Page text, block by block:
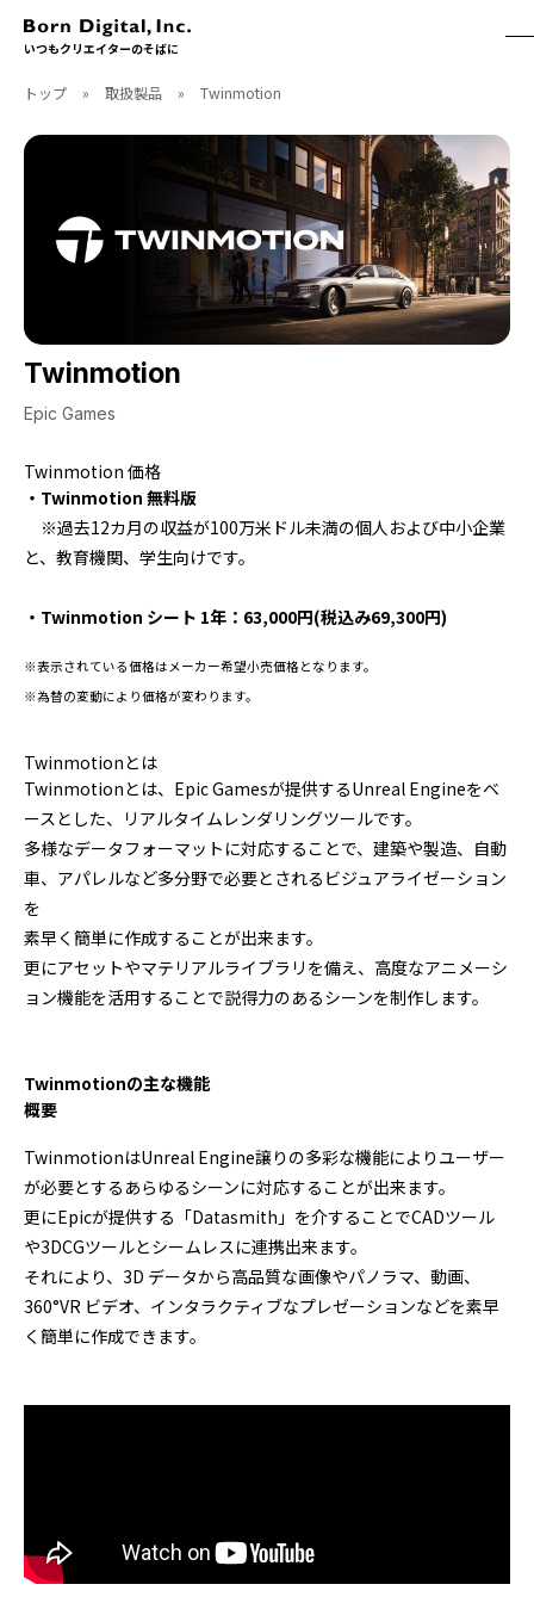
いつもクリエイターのそばに
ABOUT
CONTACT
RECRUIT
取扱製品
ソフトウェアサポート
CGWORLD
月刊誌
別冊
CGWORLD.jp
ゲーム/CG
アート/イラスト
映像/映画/アニメ
プログラミング/ウェブ
チュートリアル
その他
トップ » 取扱製品 » Twinmotion
Twinmotion
Epic Games
Twinmotion 価格
・Twinmotion 無料版
※過去12カ月の収益が100万米ドル未満の個人および中小企業
と、教育機関、学生向けです。
・Twinmotion シート 1年：63,000円(税込み69,300円)
※表示されている価格はメーカー希望小売価格となります。
※為替の変動により価格が変わります。
Twinmotionとは
Twinmotionとは、Epic Gamesが提供するUnreal Engineをベ
ースとした、リアルタイムレンダリングツールです。
多様なデータフォーマットに対応することで、建築や製造、自動
車、アパレルなど多分野で必要とされるビジュアライゼーション
を
素早く簡単に作成することが出来ます。
更にアセットやマテリアルライブラリを備え、高度なアニメーシ
ョン機能を活用することで説得力のあるシーンを制作します。
Twinmotionの主な機能
概要
TwinmotionはUnreal Engine譲りの多彩な機能によりユーザー
が必要とするあらゆるシーンに対応することが出来ます。
更にEpicが提供する「Datasmith」を介することでCADツール
や3DCGツールとシームレスに連携出来ます。
それにより、3D データから高品質な画像やパノラマ、動画、
360°VR ビデオ、インタラクティブなプレゼーションなどを素早
く簡単に作成できます。